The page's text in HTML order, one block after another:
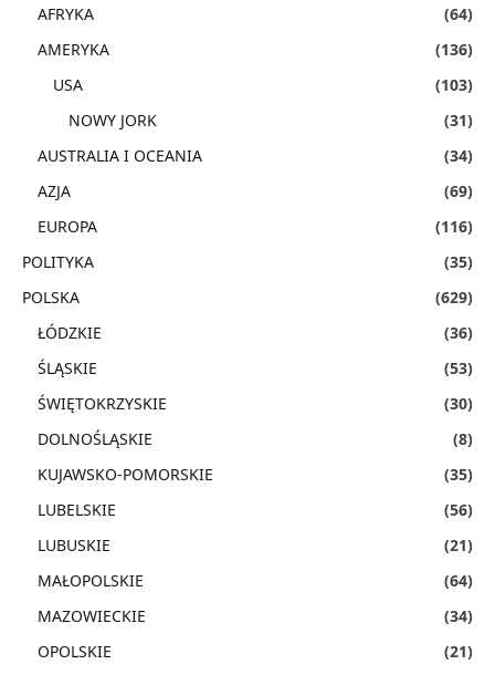
AFRYKA
(64)
AMERYKA
(136)
USA
(103)
NOWY JORK
(31)
AUSTRALIA I OCEANIA
(34)
AZJA
(69)
EUROPA
(116)
POLITYKA
(35)
POLSKA
(629)
ŁÓDZKIE
(36)
ŚLĄSKIE
(53)
ŚWIĘTOKRZYSKIE
(30)
DOLNOŚLĄSKIE
(8)
KUJAWSKO-POMORSKIE
(35)
LUBELSKIE
(56)
LUBUSKIE
(21)
MAŁOPOLSKIE
(64)
MAZOWIECKIE
(34)
OPOLSKIE
(21)